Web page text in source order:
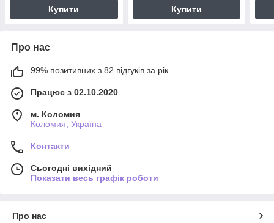
Купити Купити
Про нас
99% позитивних з 82 відгуків за рік
Працює з 02.10.2020
м. Коломия
Коломия, Україна
Контакти
Сьогодні вихідний
Показати весь графік роботи
Про нас